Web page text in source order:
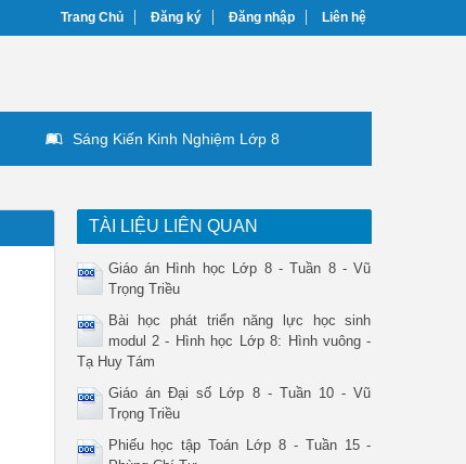
Trang Chủ Đăng ký Đăng nhập Liên hệ
Sáng Kiến Kinh Nghiệm Lớp 8
TÀI LIỆU LIÊN QUAN
Giáo án Hình học Lớp 8 - Tuần 8 - Vũ
Trọng Triều
Bài học phát triển năng lực học sinh
modul 2 - Hình học Lớp 8: Hình vuông -
Tạ Huy Tám
Giáo án Đại số Lớp 8 - Tuần 10 - Vũ
Trọng Triều
Phiếu học tập Toán Lớp 8 - Tuần 15 -